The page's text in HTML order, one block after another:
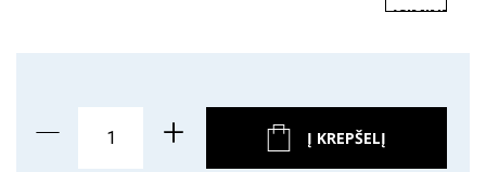
Į KREPŠELĮ
ĮSIMINTI